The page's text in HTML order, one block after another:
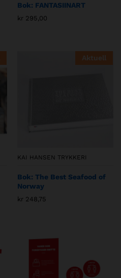
Bok: FANTASIINART
kr 295,00
Aktuell
KAI HANSEN TRYKKERI
Bok: The Best Seafood of
Norway
kr 248,75